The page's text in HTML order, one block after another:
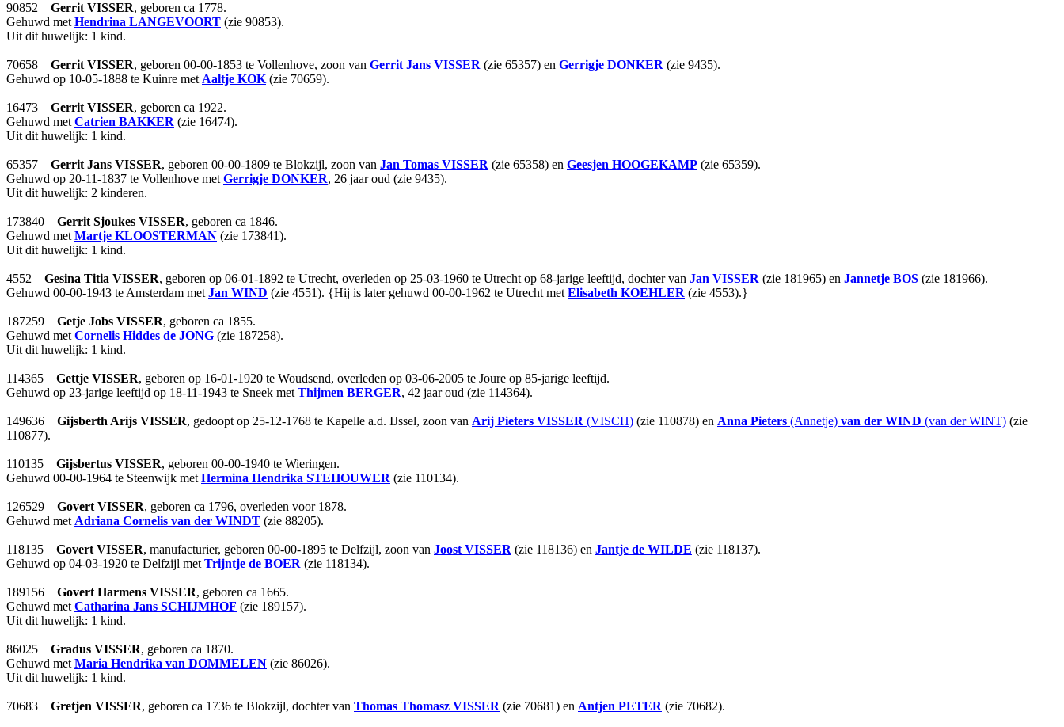
90852 Gerrit VISSER, geboren ca 1778.
Gehuwd met Hendrina LANGEVOORT (zie 90853).
Uit dit huwelijk: 1 kind.
70658 Gerrit VISSER, geboren 00-00-1853 te Vollenhove, zoon van Gerrit Jans VISSER (zie 65357) en Gerrigje DONKER (zie 9435).
Gehuwd op 10-05-1888 te Kuinre met Aaltje KOK (zie 70659).
16473 Gerrit VISSER, geboren ca 1922.
Gehuwd met Catrien BAKKER (zie 16474).
Uit dit huwelijk: 1 kind.
65357 Gerrit Jans VISSER, geboren 00-00-1809 te Blokzijl, zoon van Jan Tomas VISSER (zie 65358) en Geesjen HOOGEKAMP (zie 65359).
Gehuwd op 20-11-1837 te Vollenhove met Gerrigje DONKER, 26 jaar oud (zie 9435).
Uit dit huwelijk: 2 kinderen.
173840 Gerrit Sjoukes VISSER, geboren ca 1846.
Gehuwd met Martje KLOOSTERMAN (zie 173841).
Uit dit huwelijk: 1 kind.
4552 Gesina Titia VISSER, geboren op 06-01-1892 te Utrecht, overleden op 25-03-1960 te Utrecht op 68-jarige leeftijd, dochter van Jan VISSER (zie 181965) en Jannetje BOS (zie 181966).
Gehuwd 00-00-1943 te Amsterdam met Jan WIND (zie 4551). {Hij is later gehuwd 00-00-1962 te Utrecht met Elisabeth KOEHLER (zie 4553).}
187259 Getje Jobs VISSER, geboren ca 1855.
Gehuwd met Cornelis Hiddes de JONG (zie 187258).
Uit dit huwelijk: 1 kind.
114365 Gettje VISSER, geboren op 16-01-1920 te Woudsend, overleden op 03-06-2005 te Joure op 85-jarige leeftijd.
Gehuwd op 23-jarige leeftijd op 18-11-1943 te Sneek met Thijmen BERGER, 42 jaar oud (zie 114364).
149636 Gijsberth Arijs VISSER, gedoopt op 25-12-1768 te Kapelle a.d. IJssel, zoon van Arij Pieters VISSER (VISCH) (zie 110878) en Anna Pieters (Annetje) van der WIND (van der WINT) (zie
110877).
110135 Gijsbertus VISSER, geboren 00-00-1940 te Wieringen.
Gehuwd 00-00-1964 te Steenwijk met Hermina Hendrika STEHOUWER (zie 110134).
126529 Govert VISSER, geboren ca 1796, overleden voor 1878.
Gehuwd met Adriana Cornelis van der WINDT (zie 88205).
118135 Govert VISSER, manufacturier, geboren 00-00-1895 te Delfzijl, zoon van Joost VISSER (zie 118136) en Jantje de WILDE (zie 118137).
Gehuwd op 04-03-1920 te Delfzijl met Trijntje de BOER (zie 118134).
189156 Govert Harmens VISSER, geboren ca 1665.
Gehuwd met Catharina Jans SCHIJMHOF (zie 189157).
Uit dit huwelijk: 1 kind.
86025 Gradus VISSER, geboren ca 1870.
Gehuwd met Maria Hendrika van DOMMELEN (zie 86026).
Uit dit huwelijk: 1 kind.
70683 Gretjen VISSER, geboren ca 1736 te Blokzijl, dochter van Thomas Thomasz VISSER (zie 70681) en Antjen PETER (zie 70682).